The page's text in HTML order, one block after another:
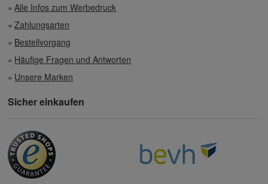
Alle Infos zum Werbedruck
Zahlungsarten
Bestellvorgang
Häufige Fragen und Antworten
Unsere Marken
Sicher einkaufen